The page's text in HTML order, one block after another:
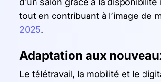
d’un salon grâce à la
tout en contribuant à l’image de
2025.
Adaptation aux
Le télétravail, la mobilité et le